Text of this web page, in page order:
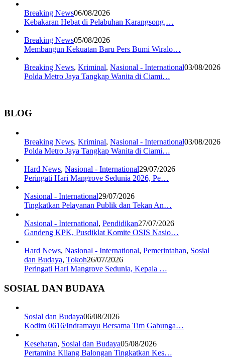
Breaking News06/08/2026
Kebakaran Hebat di Pelabuhan Karangsong,…
Breaking News05/08/2026
Membangun Kekuatan Baru Pers Bumi Wiralo…
Breaking News, Kriminal, Nasional - International03/08/2026
Polda Metro Jaya Tangkap Wanita di Ciami…
BLOG
Breaking News, Kriminal, Nasional - International03/08/2026
Polda Metro Jaya Tangkap Wanita di Ciami…
Hard News, Nasional - International29/07/2026
Peringati Hari Mangrove Sedunia 2026, Pe…
Nasional - International29/07/2026
Tingkatkan Pelayanan Publik dan Tekan An…
Nasional - International, Pendidikan27/07/2026
Gandeng KPK, Pusdiklat Komite OSIS Nasio…
Hard News, Nasional - International, Pemerintahan, Sosial
dan Budaya, Tokoh26/07/2026
Peringati Hari Mangrove Sedunia, Kepala …
SOSIAL DAN BUDAYA
Sosial dan Budaya06/08/2026
Kodim 0616/Indramayu Bersama Tim Gabunga…
Kesehatan, Sosial dan Budaya05/08/2026
Pertamina Kilang Balongan Tingkatkan Kes…